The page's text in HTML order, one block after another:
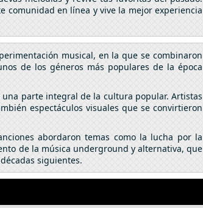
en línea y vive la mejor experiencia
musical, en la que se combinaron
de los géneros más populares de la época
parte integral de la cultura popular. Artistas
espectáculos visuales que se convirtieron
abordaron temas como la lucha por la
de la música underground y alternativa, que
siguientes.